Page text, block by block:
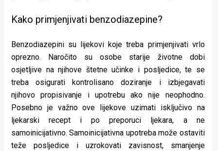
Kako primjenjivati benzodiazepine?
Benzodiazepini su lijekovi koje treba primjenjivati vrlo
oprezno. Naročito su osobe starije životne dobi
osjetljive na njihove štetne učinke i posljedice, te se
treba osigurati kontrolisano doziranje i izbjegavati
njihovo propisivanje i upotrebu ako nije neophodno.
Posebno je važno ove lijekove uzimati isključivo na
ljekarski recept i po preporuci ljekara, a ne
samoinicijativno. Samoinicijativna upotreba može ostaviti
teže posljedice i uzrokovati zavisnost, smanjenje